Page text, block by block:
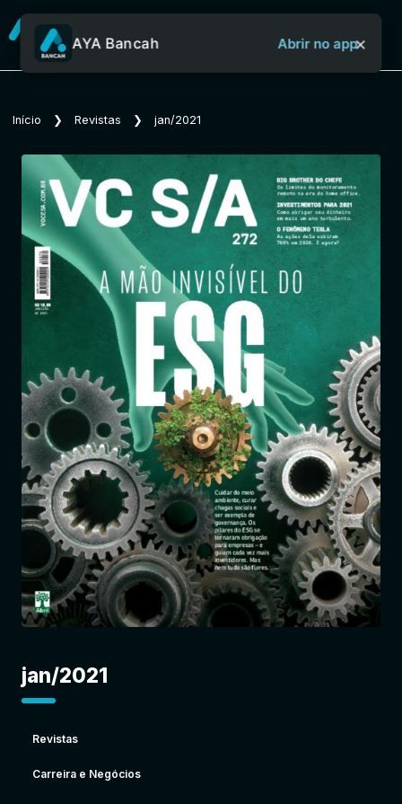
Sobre o Aya Bancah
Início
Revistas
Jornais
Notícias
Entrar
AYA Bancah Abrir no app×
Início ❯ Revistas ❯ jan/2021
jan/2021
Revistas
Carreira e Negócios